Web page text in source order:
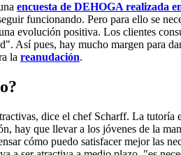
encuesta de DEHOGA realizada
funcionando. Pero para ello se
evolución positiva. Los clientes
Así pues, hay mucho margen para
la reanudación.
dice el chef Scharff. La
hay que llevar a los jóvenes de la
cómo puedo satisfacer mejor las